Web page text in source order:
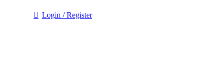
Login / Register